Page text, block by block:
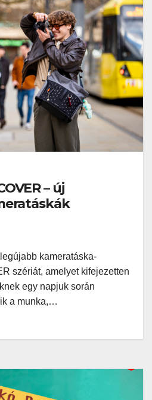
– új
kameratáska-
szériát, amelyet kifejezetten
egy napjuk során
a munka,…